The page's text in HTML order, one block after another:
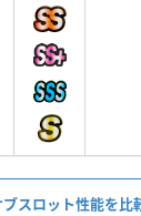
スロット性能を比